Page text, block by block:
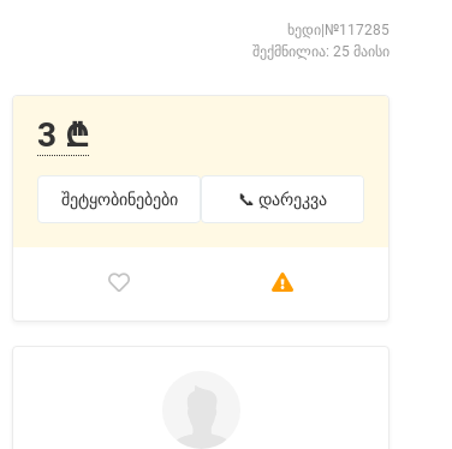
ხედი|№117285
შექმნილია: 25 მაისი
3 ₾
შეტყობინებები 📞 დარეკვა